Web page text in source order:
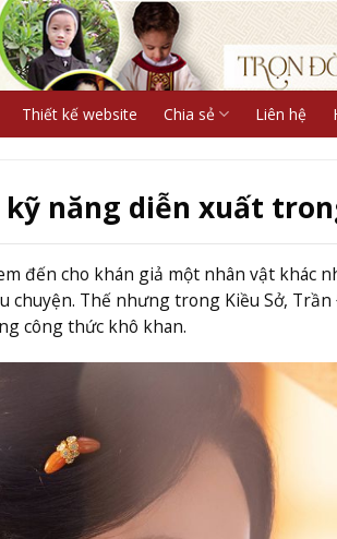
Thiết kế website Chia sẻ Liên hệ
năng diễn xuất
đến cho khán giả một nhân vật khác
chuyện. Thế nhưng trong Kiều Sở,
công thức khô khan.